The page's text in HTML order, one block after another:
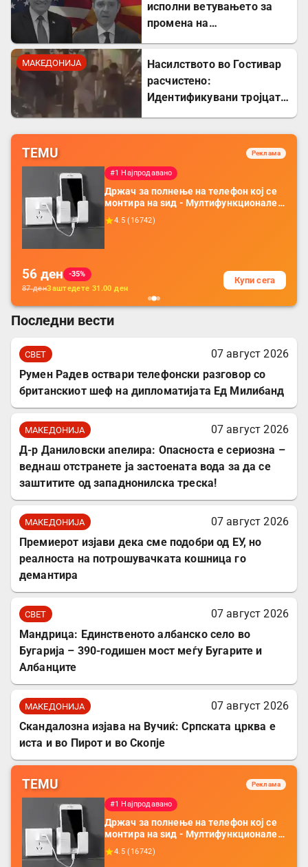
исполни ветувањето за
промена на
МАКЕДОНИЈА
Насилството во Гостивар
расчистено:
Идентификувани тројцата
TEMU Реклама
#1 Најпродавано
Држач за полнење на телефон кој се
монтира на ѕид - Мултифункционален
пластичен организатор за чување на
покрај кревет и за ТВ далечински
4.5 ( 16742)
56 ден
-35%
87денЗаштедете 31.00 ден
Купи сега
Последни вести
СВЕТ
07 август 2026
Румен Радев оствари телефонски разговор со
британскиот шеф на дипломатијата Ед Милибанд
МАКЕДОНИЈА
07 август 2026
Д-р Даниловски апелира: Опасноста е сериозна –
веднаш отстранете ја застоената вода за да се
заштитите од западнонилска треска!
МАКЕДОНИЈА
07 август 2026
Премиерот изјави дека сме подобри од ЕУ, но
реалноста на потрошувачката кошница го
демантира
СВЕТ
07 август 2026
Мандрица: Единственото албанско село во
Бугарија – 390-годишен мост меѓу Бугарите и
Албанците
МАКЕДОНИЈА
07 август 2026
Скандалозна изјава на Вучиќ: Српската црква е
иста и во Пирот и во Скопје
TEMU Реклама
#1 Најпродавано
Држач за полнење на телефон кој се
монтира на ѕид - Мултифункционален
пластичен организатор за чување на
покрај кревет и за ТВ далечински
4.5 ( 16742)